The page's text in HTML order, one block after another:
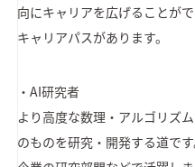
向にキャリアを広げることが
キャリアパスがあります。
・AI研究者
より高度な数理・アルゴリズ
のものを研究・開発する道で